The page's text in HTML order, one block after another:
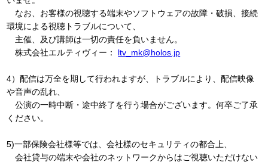
なお、お客様の視聴する端末やソフトウェアの故障・破損、接続
環境による視聴トラブルについて、
主催、及び講師は一切の責任を負いません。
株式会社エルティヴィー： ltv_mk@holos.jp
4）配信は万全を期して行われますが、トラブルにより、配信映像
や音声の乱れ、
公演の一時中断・途中終了を行う場合がございます。何卒ご了承
ください。
5)一部保険会社様等では、会社様のセキュリティの都合上、
会社貸与の端末や会社のネットワークからはご視聴いただけない